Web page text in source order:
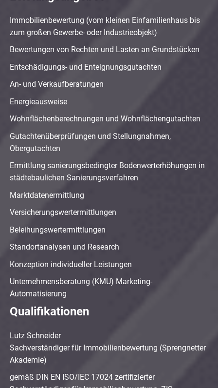
Immobilienbewertung (vom kleinen Einfamilienhaus bis
zum großen Gewerbe- oder Industrieobjekt)
Bewertungen von Rechten und Lasten an Grundstücken
Entschädigungs- und Enteignungsgutachten
An- und Verkaufberatungen
Energieausweise
Wohnflächenberechnungen und Wohnflächengutachten
Gutachtenüberprüfungen und Stellungnahmen,
Obergutachten
Ermittlung sanierungsbedingter Bodenwerterhöhungen in
städtebaulichen Sanierungsverfahren
Marktdatenermittlung
Versicherungswertermittlungen
Beleihungswertermittlungen
Standortanalysen und Research
Konzeption individueller Leistungen
Unternehmensberatung (KMU) Marketing-
Automatisierung
Qualifikationen
Lutz Schneider
Sachverständiger für Immobilienbewertung (Sprengnetter
Akademie)
gemäß DIN EN ISO/IEC 17024 zertifizierter